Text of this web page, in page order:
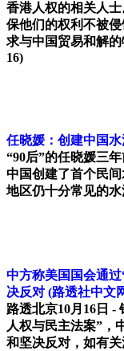
香港人权的相关人
保他们的权利不被
求与中国贸易和解
16)
任晓媛：创建中国
“90后”的任晓媛三
中国创建了首个民
地区仍十分常见的水
中方称美国国会通
决反对 (路透社中文
路透北京10月16日 -
人权与民主法案”，
和坚决反对，如有